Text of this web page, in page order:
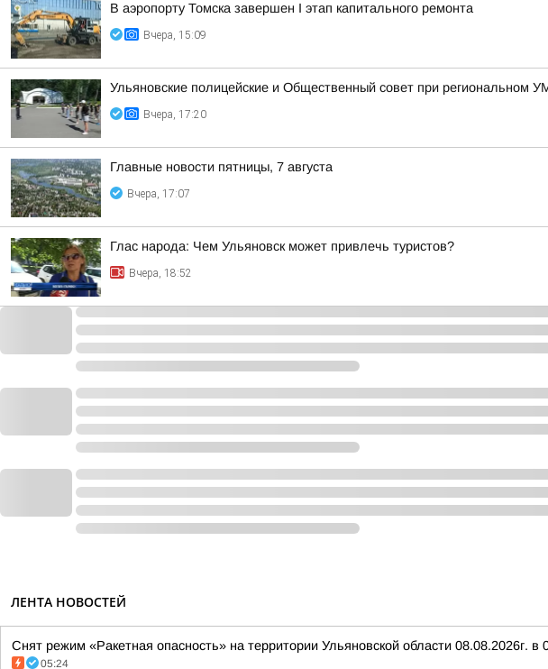
В аэропорту Томска завершен I этап капитального ремонта
Вчера, 15:09
Ульяновские полицейские и Общественный совет при региональном
Вчера, 17:20
Главные новости пятницы, 7 августа
Вчера, 17:07
Глас народа: Чем Ульяновск может привлечь туристов?
Вчера, 18:52
ЛЕНТА НОВОСТЕЙ
Снят режим «Ракетная опасность» на территории Ульяновской области 08.08.2026г.
05:24